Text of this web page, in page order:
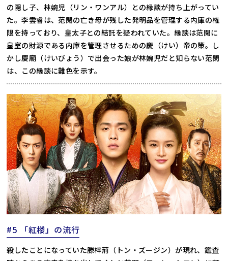
の隠し子、林婉児（リン・ワンアル）との縁談が持ち上がってい
た。李雲睿は、范閑の亡き母が残した発明品を管理する内庫の権
限を持っており、皇太子との結託を疑われていた。縁談は范閑に
皇室の財源である内庫を管理させるための慶（けい）帝の策。し
かし慶廟（けいびょう）で出会った娘が林婉児だと知らない范閑
は、この縁談に難色を示す。
#5 「紅楼」の流行
殺したことになっていた滕梓荊（トン・ズージン）が現れ、鑑査